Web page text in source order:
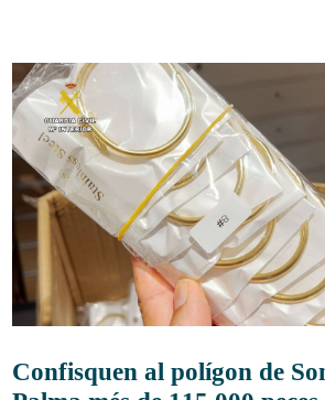
Confisquen al polígon de